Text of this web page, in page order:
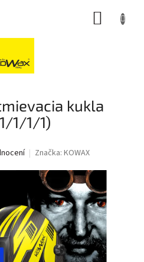
kukla
1/1/1)
Značka: KOWAX